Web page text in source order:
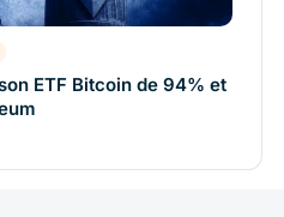
ETF Bitcoin de 94% et